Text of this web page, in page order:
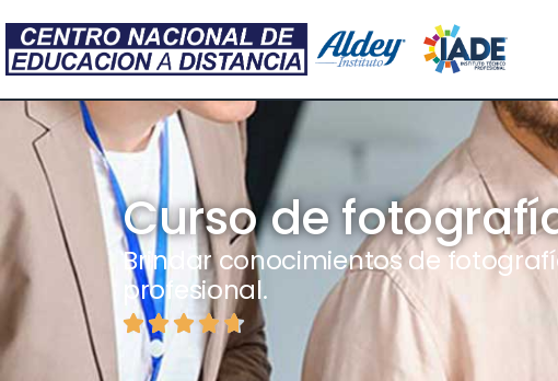
Curso de
Brindar conocimientos de
profesional.
  